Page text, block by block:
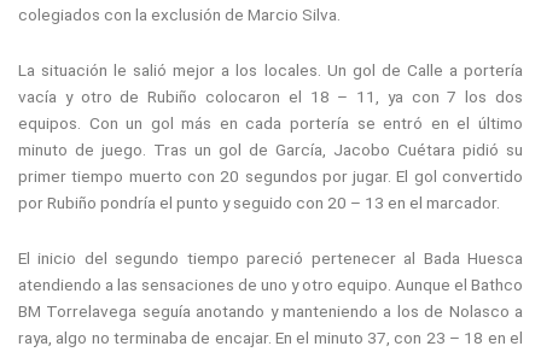
colegiados con la exclusión de Marcio Silva.
La situación le salió mejor a los locales. Un gol de Calle a portería
vacía y otro de Rubiño colocaron el 18 – 11, ya con 7 los dos
equipos. Con un gol más en cada portería se entró en el último
minuto de juego. Tras un gol de García, Jacobo Cuétara pidió su
primer tiempo muerto con 20 segundos por jugar. El gol convertido
por Rubiño pondría el punto y seguido con 20 – 13 en el marcador.
El inicio del segundo tiempo pareció pertenecer al Bada Huesca
atendiendo a las sensaciones de uno y otro equipo. Aunque el Bathco
BM Torrelavega seguía anotando y manteniendo a los de Nolasco a
raya, algo no terminaba de encajar. En el minuto 37, con 23 – 18 en el